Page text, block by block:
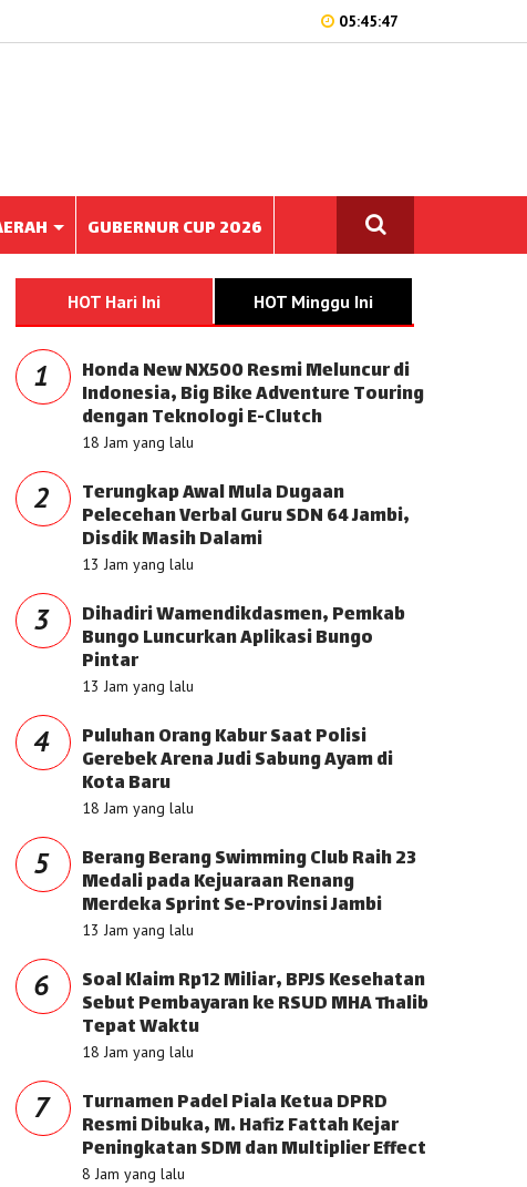
05:45:47
GUBERNUR CUP 2026
HOT Hari Ini HOT Minggu Ini
1 Honda New NX500 Resmi Meluncur di
Indonesia, Big Bike Adventure Touring
dengan Teknologi E-Clutch
18 Jam yang lalu
2 Terungkap Awal Mula Dugaan
Pelecehan Verbal Guru SDN 64 Jambi,
Disdik Masih Dalami
13 Jam yang lalu
3 Dihadiri Wamendikdasmen, Pemkab
Bungo Luncurkan Aplikasi Bungo
Pintar
13 Jam yang lalu
4 Puluhan Orang Kabur Saat Polisi
Gerebek Arena Judi Sabung Ayam di
Kota Baru
18 Jam yang lalu
5 Berang Berang Swimming Club Raih 23
Medali pada Kejuaraan Renang
Merdeka Sprint Se-Provinsi Jambi
13 Jam yang lalu
6 Soal Klaim Rp12 Miliar, BPJS Kesehatan
Sebut Pembayaran ke RSUD MHA Thalib
Tepat Waktu
18 Jam yang lalu
7 Turnamen Padel Piala Ketua DPRD
Resmi Dibuka, M. Hafiz Fattah Kejar
Peningkatan SDM dan Multiplier Effect
8 Jam yang lalu